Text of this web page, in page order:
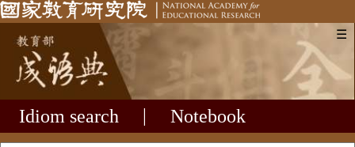
☰
Idiom search Notebook